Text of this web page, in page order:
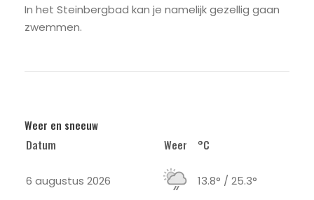
In het Steinbergbad kan je namelijk gezellig gaan
zwemmen.
Weer en sneeuw
Datum
Weer °C
6 augustus 2026 13.8° / 25.3°